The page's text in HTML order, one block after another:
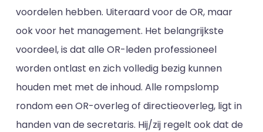
voordelen hebben. Uiteraard voor de OR, maar
ook voor het management. Het belangrijkste
voordeel, is dat alle OR-leden professioneel
worden ontlast en zich volledig bezig kunnen
houden met met de inhoud. Alle rompslomp
rondom een OR-overleg of directieoverleg, ligt in
handen van de secretaris. Hij/zij regelt ook dat de